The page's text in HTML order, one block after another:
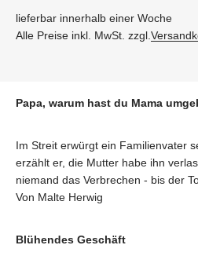
lieferbar innerhalb einer Woche
Alle Preise inkl. MwSt. zzgl.
Papa, warum hast du Mama
Im Streit erwürgt ein Familienvater
erzählt er, die Mutter habe ihn
niemand das Verbrechen - bis der
Von Malte Herwig
Blühendes Geschäft